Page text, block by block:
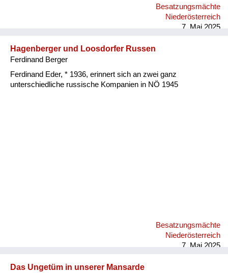
Besatzungsmächte
Niederösterreich
7. Mai 2025
Hagenberger und Loosdorfer Russen
Ferdinand Berger
Ferdinand Eder, * 1936, erinnert sich an zwei ganz
unterschiedliche russische Kompanien in NÖ 1945
Besatzungsmächte
Niederösterreich
7. Mai 2025
Das Ungetüm in unserer Mansarde